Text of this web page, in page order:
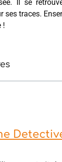
Il se
ses traces.
!